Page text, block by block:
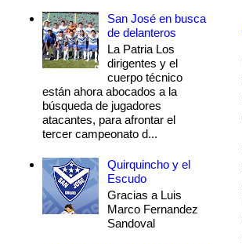
San José en busca
de delanteros
La Patria Los
dirigentes y el
cuerpo técnico
están ahora abocados a la
búsqueda de jugadores
atacantes, para afrontar el
tercer campeonato d...
Quirquincho y el
Escudo
Gracias a Luis
Marco Fernandez
Sandoval